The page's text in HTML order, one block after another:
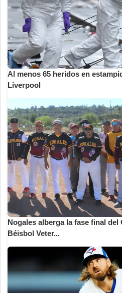
Al menos 65 heridos en
Liverpool
Nogales alberga la fase final
Béisbol Veter...